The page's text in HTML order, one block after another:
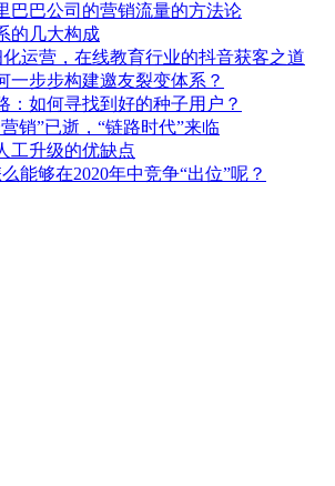
巴巴公司的营销流量的方法论
的几大构成
化运营，在线教育行业的抖音获客之道
一步步构建邀友裂变体系？
：如何寻找到好的种子用户？
销”已逝，“链路时代”来临
工升级的优缺点
能够在2020年中竞争“出位”呢？